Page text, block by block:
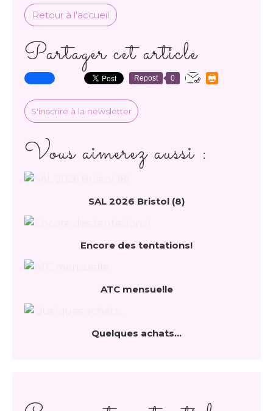
Retour à l'accueil
Partager cet article
Repost 0
S'inscrire à la newsletter
Vous aimerez aussi :
SAL 2026 Bristol (8)
Encore des tentations!
ATC mensuelle
Quelques achats...